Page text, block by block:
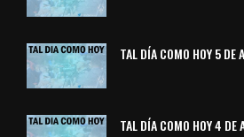
TAL DÍA COMO HOY 5 DE
TAL DÍA COMO HOY 4